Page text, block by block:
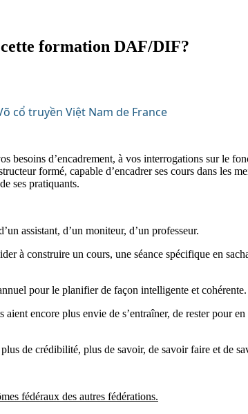
formation DAF/DIF?
besoins d’encadrement, à vos interrogations sur le
formé, capable d’encadrer ses cours dans les
ses pratiquants.
assistant, d’un moniteur, d’un professeur.
à construire un cours, une séance spécifique en
pour le planifier de façon intelligente et cohérente.
encore plus envie de s’entraîner, de rester pour
de crédibilité, plus de savoir, de savoir faire et de
fédéraux des autres fédérations.